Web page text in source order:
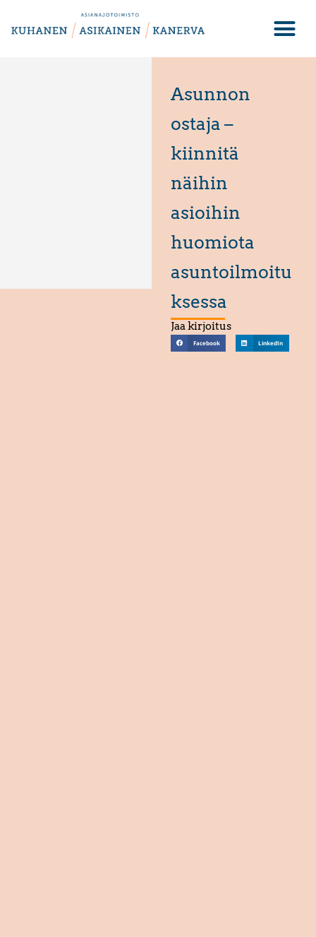
Asunnon
ostaja –
kiinnitä
näihin
asioihin
huomiota
asuntoilmoitu
ksessa
Jaa kirjoitus
Facebook LinkedIn